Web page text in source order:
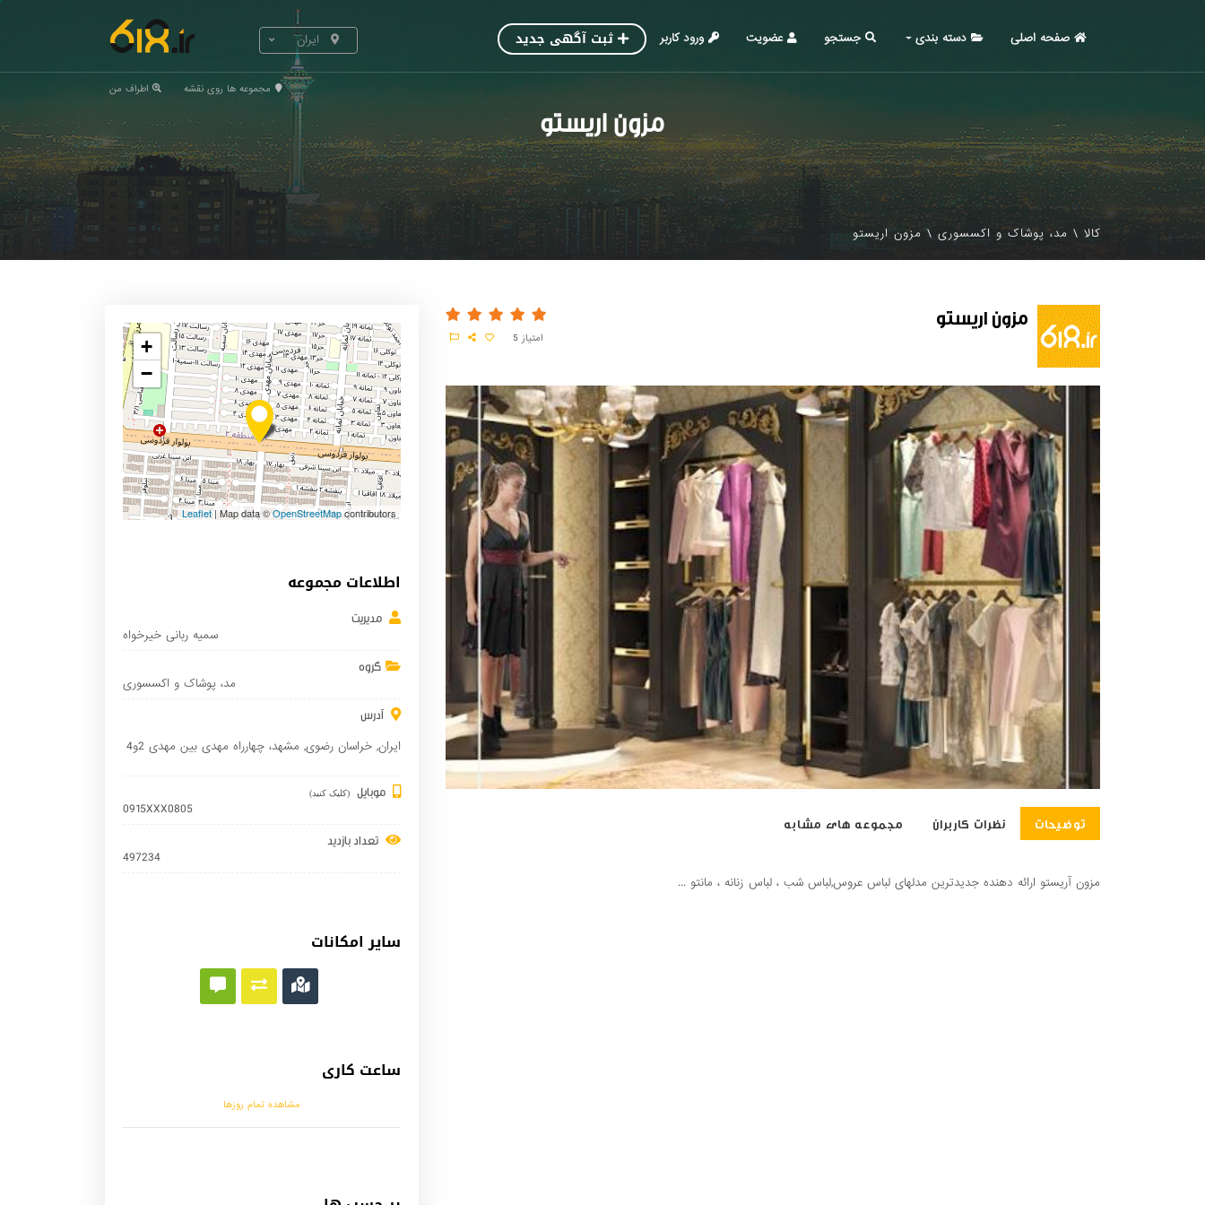
ایران صفحه اصلی دسته بندی جستجو عضویت ورود کاربر ثبت آگهی جدید
مجموعه ها روی نقشه اطراف من
مزون اریستو
کالا \ مد، پوشاک و اکسسوری \ مزون اریستو
مزون اریستو
امتیاز 5
توضیحات نظرات کاربران مجموعه های مشابه
مزون آریستو ارائه دهنده جدیدترین مدلهای لباس عروس,لباس شب ، لباس زنانه ، مانتو ...
+
−
Leaflet | Map data ©OpenStreetMapcontributors
اطلاعات مجموعه
مدیریت
سمیه ربانی خیرخواه
گروه
مد، پوشاک و اکسسوری
آدرس
ایران, خراسان رضوی, مشهد، چهارراه مهدی بین مهدی 2و4
موبایل (کلیک کنید)
0915XXX0805
تعداد بازدید
497234
سایر امکانات
ساعت کاری
مشاهده تمام روزها